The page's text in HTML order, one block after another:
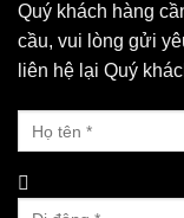
Quý khách hàng
cầu, vui lòng gửi
liên hệ lại Quý